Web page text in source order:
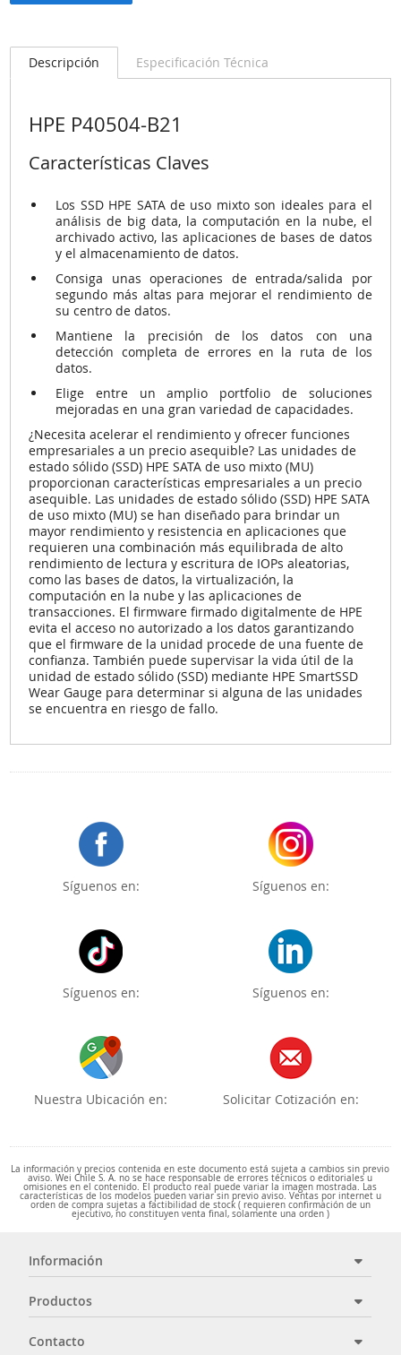
Descripción Especificación Técnica
HPE P40504-B21
Características Claves
Los SSD HPE SATA de uso mixto son ideales para el
análisis de big data, la computación en la nube, el
archivado activo, las aplicaciones de bases de datos
y el almacenamiento de datos.
Consiga unas operaciones de entrada/salida por
segundo más altas para mejorar el rendimiento de
su centro de datos.
Mantiene la precisión de los datos con una
detección completa de errores en la ruta de los
datos.
Elige entre un amplio portfolio de soluciones
mejoradas en una gran variedad de capacidades.
¿Necesita acelerar el rendimiento y ofrecer funciones
empresariales a un precio asequible? Las unidades de
estado sólido (SSD) HPE SATA de uso mixto (MU)
proporcionan características empresariales a un precio
asequible. Las unidades de estado sólido (SSD) HPE SATA
de uso mixto (MU) se han diseñado para brindar un
mayor rendimiento y resistencia en aplicaciones que
requieren una combinación más equilibrada de alto
rendimiento de lectura y escritura de IOPs aleatorias,
como las bases de datos, la virtualización, la
computación en la nube y las aplicaciones de
transacciones. El firmware firmado digitalmente de HPE
evita el acceso no autorizado a los datos garantizando
que el firmware de la unidad procede de una fuente de
confianza. También puede supervisar la vida útil de la
unidad de estado sólido (SSD) mediante HPE SmartSSD
Wear Gauge para determinar si alguna de las unidades
se encuentra en riesgo de fallo.
Síguenos en: Síguenos en:
Síguenos en: Síguenos en:
Nuestra Ubicación en: Solicitar Cotización en:
La información y precios contenida en este documento está sujeta a cambios sin previo
aviso. Wei Chile S. A. no se hace responsable de errores técnicos o editoriales u
omisiones en el contenido. El producto real puede variar la imagen mostrada. Las
características de los modelos pueden variar sin previo aviso. Ventas por internet u
orden de compra sujetas a factibilidad de stock ( requieren confirmación de un
ejecutivo, no constituyen venta final, solamente una orden )
Información
Productos
Contacto